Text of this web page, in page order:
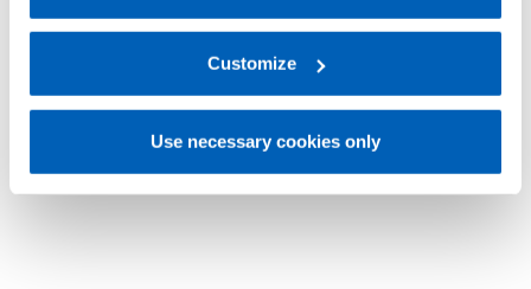
regarding processing of personal data, at the following
Gefran - Privacy Policy.
Customize
Use necessary cookies only
CIR
DESCUBRA MAIS